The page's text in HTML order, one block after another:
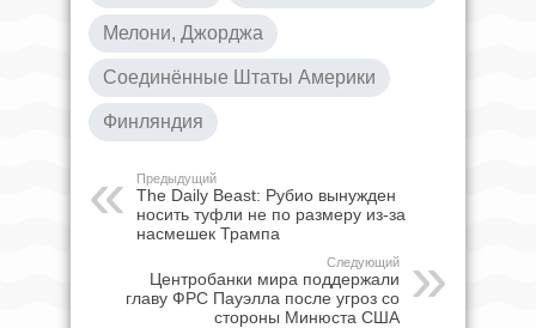
Мелони, Джорджа
Соединённые Штаты Америки
Финляндия
Предыдущий
The Daily Beast: Рубио вынужден
носить туфли не по размеру из-за
насмешек Трампа
Следующий
Центробанки мира поддержали
главу ФРС Пауэлла после угроз со
стороны Минюста США